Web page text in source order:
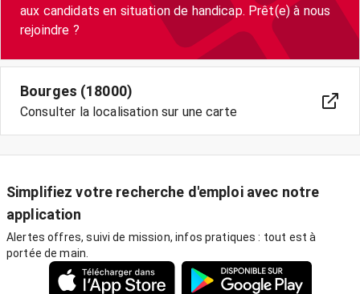
aux candidats en situation de handicap. Prêt(e) à nous
Bourges (18000)
Consulter la localisation sur une carte
Simplifiez votre recherche d'emploi avec notre
application
Alertes offres, suivi de mission, infos pratiques : tout est à
portée de main.